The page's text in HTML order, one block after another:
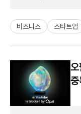
비즈니스 스타트업